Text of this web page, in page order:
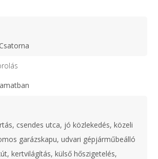
csendes utca, jó közlekedés, közeli
garázskapu, udvari gépjárműbeálló
kertvilágítás, külső hőszigetelés,